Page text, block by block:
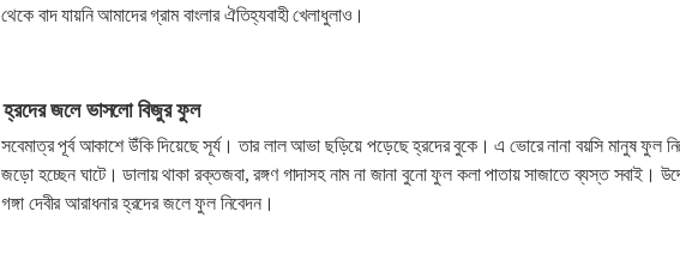
থেকে বাদ যায়নি আমাদের গ্রাম বাংলার ঐতিহ্যবাহী খেলাধুলাও।
হ্রদের জলে ভাসলো বিজুর ফুল
সবেমাত্র পূর্ব আকাশে উঁকি দিয়েছে সূর্য। তার লাল আভা ছড়িয়ে পড়েছে হ্রদের বুকে। এ ভোরে নানা বয়সি মানুষ ফুল
জড়ো হচ্ছেন ঘাটে। ডালায় থাকা রক্তজবা, রঙ্গণ গাদাসহ নাম না জানা বুনো ফুল কলা পাতায় সাজাতে ব্যস্ত সবাই।
গঙ্গা দেবীর আরাধনার হ্রদের জলে ফুল নিবেদন।